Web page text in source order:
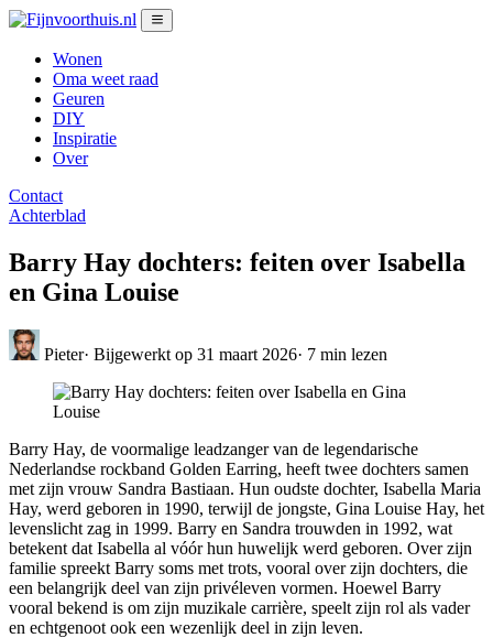
Wonen
Oma weet raad
Geuren
DIY
Inspiratie
Over
Contact
Achterblad
Barry Hay dochters: feiten over Isabella
en Gina Louise
Pieter· Bijgewerkt op 31 maart 2026· 7 min lezen
Barry Hay, de voormalige leadzanger van de legendarische
Nederlandse rockband Golden Earring, heeft twee dochters samen
met zijn vrouw Sandra Bastiaan. Hun oudste dochter, Isabella Maria
Hay, werd geboren in 1990, terwijl de jongste, Gina Louise Hay, het
levenslicht zag in 1999. Barry en Sandra trouwden in 1992, wat
betekent dat Isabella al vóór hun huwelijk werd geboren. Over zijn
familie spreekt Barry soms met trots, vooral over zijn dochters, die
een belangrijk deel van zijn privéleven vormen. Hoewel Barry
vooral bekend is om zijn muzikale carrière, speelt zijn rol als vader
en echtgenoot ook een wezenlijk deel in zijn leven.